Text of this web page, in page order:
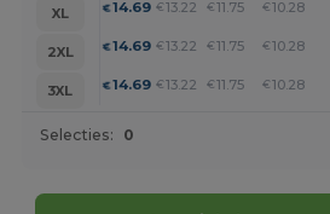
XL
€14.69 €13.22 € 11.75 €10.28
2XL
€14.69 €13.22 € 11.75 €10.28
3XL
€14.69 €13.22 € 11.75 €10.28
Selecties: 0